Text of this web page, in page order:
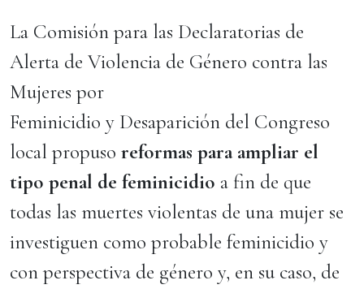
La Comisión para las Declaratorias de
Alerta de Violencia de Género contra las
Mujeres por
Feminicidio y Desaparición del Congreso
local propuso reformas para ampliar el
tipo penal de feminicidio a fin de que
todas las muertes violentas de una mujer se
investiguen como probable feminicidio y
con perspectiva de género y, en su caso, de